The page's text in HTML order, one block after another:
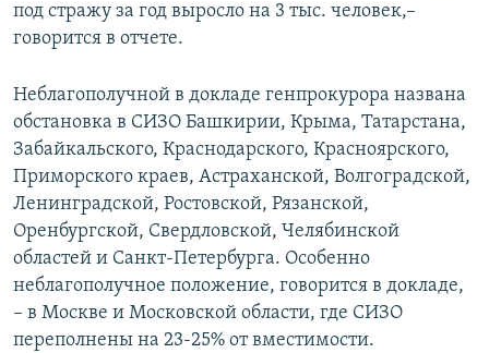
под стражу за год выросло на 3 тыс. человек,–
говорится в отчете.
Неблагополучной в докладе генпрокурора названа
обстановка в СИЗО Башкирии, Крыма, Татарстана,
Забайкальского, Краснодарского, Красноярского,
Приморского краев, Астраханской, Волгоградской,
Ленинградской, Ростовской, Рязанской,
Оренбургской, Свердловской, Челябинской
областей и Санкт-Петербурга. Особенно
неблагополучное положение, говорится в докладе,
– в Москве и Московской области, где СИЗО
переполнены на 23-25% от вместимости.